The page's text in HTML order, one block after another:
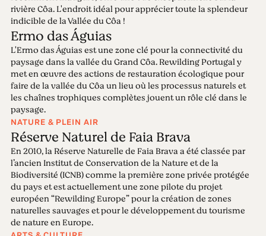
rivière Côa. L'endroit idéal pour apprécier toute la splendeur
indicible de la Vallée du Côa !
Ermo das Águias
L'Ermo das Águias est une zone clé pour la connectivité du
paysage dans la vallée du Grand Côa. Rewilding Portugal y
met en œuvre des actions de restauration écologique pour
faire de la vallée du Côa un lieu où les processus naturels et
les chaînes trophiques complètes jouent un rôle clé dans le
paysage.
NATURE & PLEIN AIR
Réserve Naturel de Faia Brava
En 2010, la Réserve Naturelle de Faia Brava a été classée par
l’ancien Institut de Conservation de la Nature et de la
Biodiversité (ICNB) comme la première zone privée protégée
du pays et est actuellement une zone pilote du projet
européen “Rewilding Europe” pour la création de zones
naturelles sauvages et pour le développement du tourisme
de nature en Europe.